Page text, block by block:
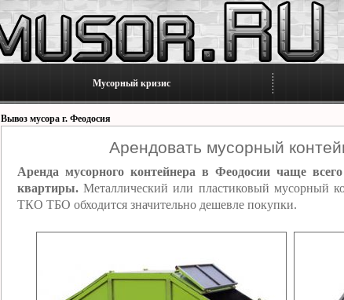
Мусорный кризис
Вывоз мусора г. Феодосия
Арендовать мусорный
Аренда мусорного контейнера в Феодосии чаще
квартиры.Металлический или пластиковый мусорный
ТКО ТБО обходится значительно дешевле покупки.